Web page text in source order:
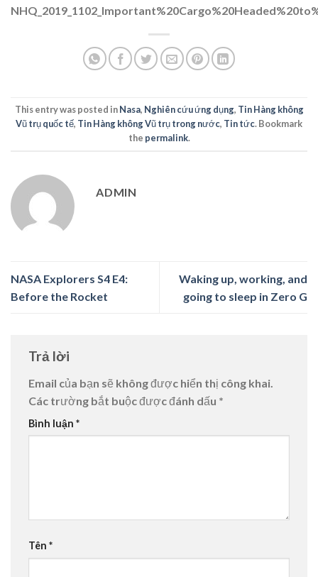
This entry was posted inNasa, Nghiên cứu ứng dụng, Tin Hàng không
Vũ trụ quốc tế, Tin Hàng không Vũ trụ trong nước, Tin tức. Bookmark
the permalink.
ADMIN
NASA Explorers S4 E4:
Before the Rocket
Waking up, working, and
going to sleep in Zero G
Trả lời
Email của bạn sẽ không được hiển thị công khai.
Các trường bắt buộc được đánh dấu *
Bình luận *
Tên *